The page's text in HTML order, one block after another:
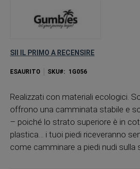
SII IL PRIMO A RECENSIRE
ESAURITO SKU 1G056
Realizzati con materiali ecologici.
offrono una camminata stabile e
– poiché lo strato superiore è in
plastica… i tuoi piedi riceveranno
come camminare a piedi nudi sulla